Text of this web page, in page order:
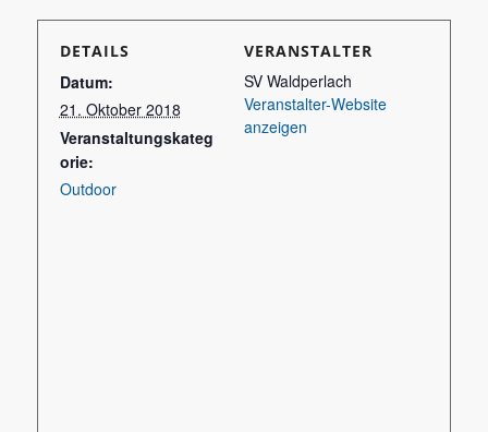
DETAILS
Datum:
21. Oktober 2018
Veranstaltungskateg
orie:
Outdoor
VERANSTALTER
SV Waldperlach
Veranstalter-Website
anzeigen